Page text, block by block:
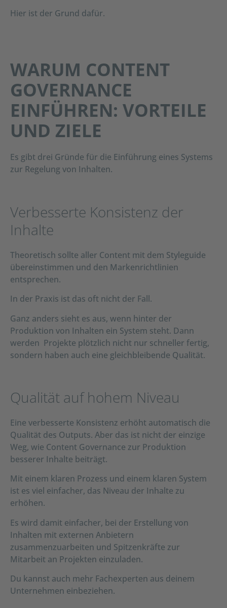
Hier ist der Grund dafür.
WARUM CONTENT
GOVERNANCE
EINFÜHREN: VORTEILE
UND ZIELE
Es gibt drei Gründe für die Einführung eines Systems
zur Regelung von Inhalten.
Verbesserte Konsistenz der
Inhalte
Theoretisch sollte aller Content mit dem Styleguide
übereinstimmen und den Markenrichtlinien
entsprechen.
In der Praxis ist das oft nicht der Fall.
Ganz anders sieht es aus, wenn hinter der
Produktion von Inhalten ein System steht. Dann
werden Projekte plötzlich nicht nur schneller fertig,
sondern haben auch eine gleichbleibende Qualität.
Qualität auf hohem Niveau
Eine verbesserte Konsistenz erhöht automatisch die
Qualität des Outputs. Aber das ist nicht der einzige
Weg, wie Content Governance zur Produktion
besserer Inhalte beiträgt.
Mit einem klaren Prozess und einem klaren System
ist es viel einfacher, das Niveau der Inhalte zu
erhöhen.
Es wird damit einfacher, bei der Erstellung von
Inhalten mit externen Anbietern
zusammenzuarbeiten und Spitzenkräfte zur
Mitarbeit an Projekten einzuladen.
Du kannst auch mehr Fachexperten aus deinem
Unternehmen einbeziehen.